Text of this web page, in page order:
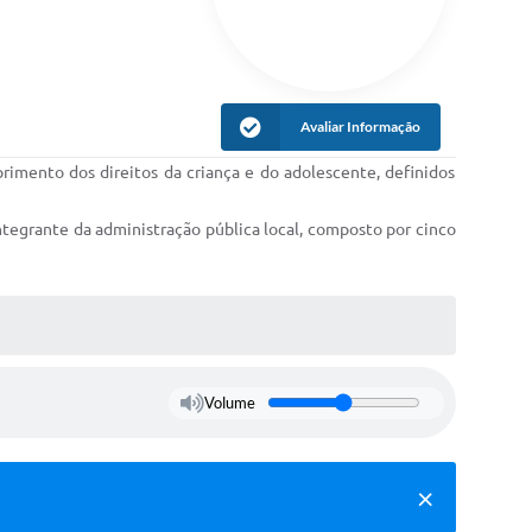
Avaliar Informação
dos direitos da criança e do adolescente, definidos
da administração pública local, composto por cinco
Volume